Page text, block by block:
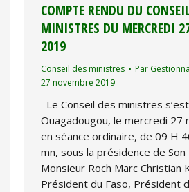
COMPTE RENDU DU
MINISTRES DU MERCREDI
2019
Conseil des ministres Par
27 novembre 2019
Le Conseil des ministres
Ouagadougou, le mercredi 27
en séance ordinaire, de 09 H
mn, sous la présidence de Son
Monsieur Roch Marc Christian
Président du Faso, Président